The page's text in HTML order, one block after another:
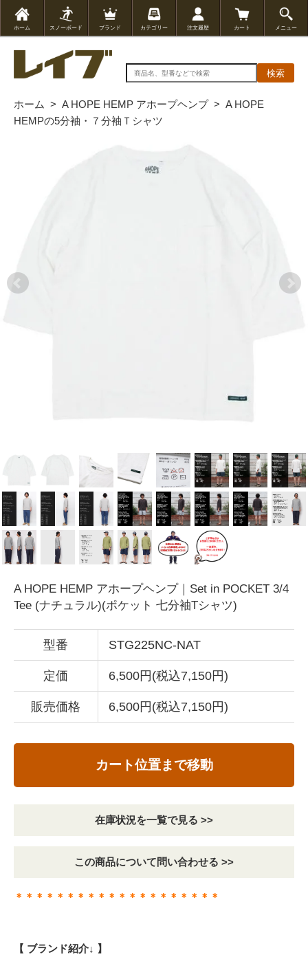
ホーム スノーボード ブランド カテゴリー 注文履歴 カート メニュー
検索
ホーム > A HOPE HEMP アホープヘンプ> A HOPE
HEMPの5分袖・７分袖Ｔシャツ
A HOPE HEMP アホープヘンプ｜Set in POCKET 3/4
Tee (ナチュラル)(ポケット 七分袖Tシャツ)
型番 STG225NC-NAT
定価 6,500円(税込7,150円)
販売価格 6,500円(税込7,150円)
カート位置まで移動
在庫状況を一覧で見る >>
この商品について問い合わせる >>
＊＊＊＊＊＊＊＊＊＊＊＊＊＊＊＊＊＊＊＊
【 ブランド紹介↓ 】